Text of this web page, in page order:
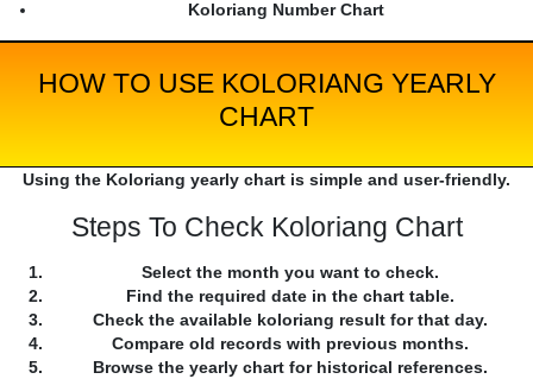
Koloriang Number Chart
HOW TO USE KOLORIANG YEARLY
CHART
Using the Koloriang yearly chart is simple and user-friendly.
Steps To Check Koloriang Chart
Select the month you want to check.
Find the required date in the chart table.
Check the available koloriang result for that day.
Compare old records with previous months.
Browse the yearly chart for historical references.